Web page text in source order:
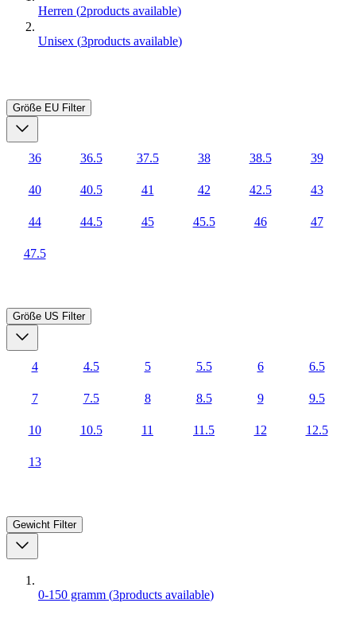
Herren (2products available)
Unisex (3products available)
Größe EU Filter
36 36.5 37.5 38 38.5 39
40 40.5 41 42 42.5 43
44 44.5 45 45.5 46 47
47.5
Größe US Filter
4 4.5 5 5.5 6 6.5
7 7.5 8 8.5 9 9.5
10 10.5 11 11.5 12 12.5
13
Gewicht Filter
0-150 gramm (3products available)